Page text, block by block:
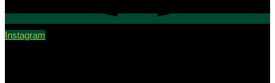
Instagram